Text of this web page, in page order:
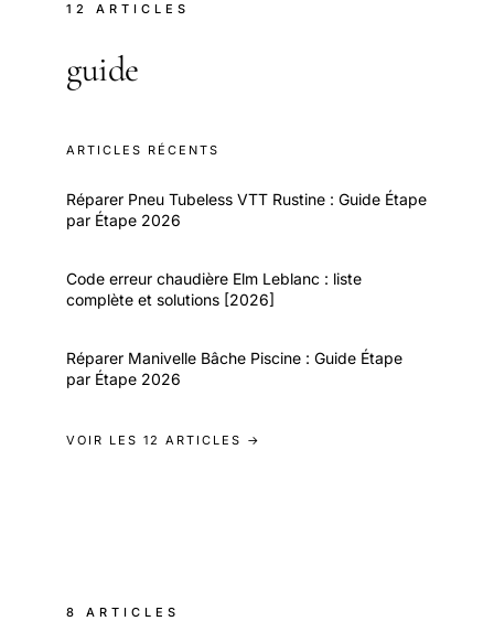
12 ARTICLES
guide
ARTICLES RÉCENTS
Réparer Pneu Tubeless VTT Rustine : Guide Étape
par Étape 2026
Code erreur chaudière Elm Leblanc : liste
complète et solutions [2026]
Réparer Manivelle Bâche Piscine : Guide Étape
par Étape 2026
VOIR LES 12 ARTICLES →
8 ARTICLES